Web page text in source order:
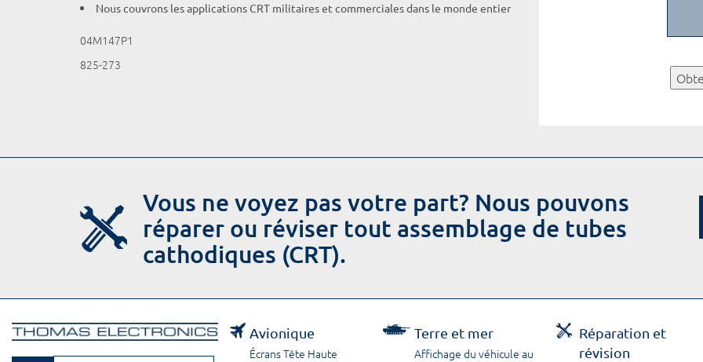
Nous couvrons les applications CRT militaires et commerciales dans le monde entier
04M147P1
825-273
Vous ne voyez pas votre part? Nous pouvons
réparer ou réviser tout assemblage de tubes
cathodiques (CRT).
Avionique
Écrans Tête Haute
Terre et mer
Affichage du véhicule au
Réparation et
révision